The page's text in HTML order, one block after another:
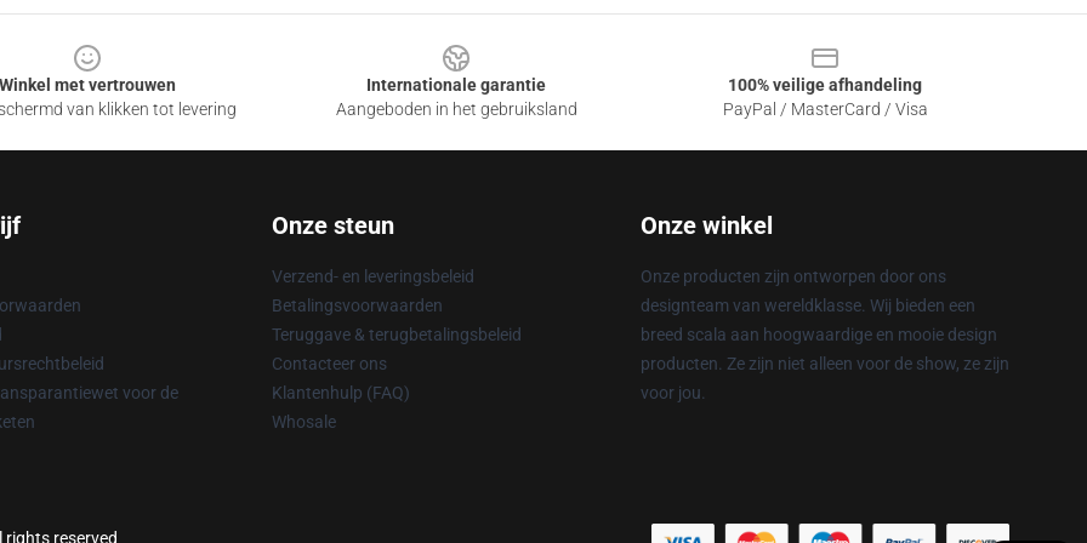
Winkel met vertrouwen
van klikken tot levering
Internationale garantie
Aangeboden in het gebruiksland
100% veilige afhandeling
PayPal / MasterCard / Visa
voor de
Onze steun
Verzend- en leveringsbeleid
Betalingsvoorwaarden
Teruggave & terugbetalingsbeleid
Contacteer ons
Klantenhulp (FAQ)
Whosale
Onze winkel
Onze producten zijn ontworpen door ons
designteam van wereldklasse. Wij bieden een
breed scala aan hoogwaardige en mooie design
producten. Ze zijn niet alleen voor de show, ze zijn
voor jou.
rights reserved